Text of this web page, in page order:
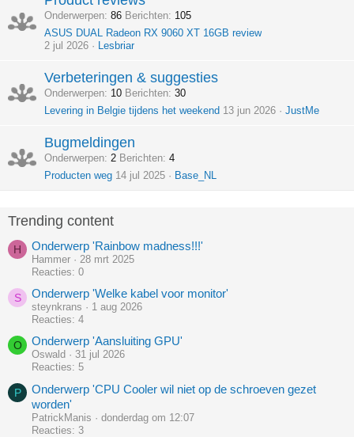
Onderwerpen 86 Berichten 105
ASUS DUAL Radeon RX 9060 XT 16GB review
2 jul 2026
Lesbriar
Verbeteringen & suggesties
Onderwerpen 10 Berichten 30
Levering in Belgie tijdens het weekend 13 jun 2026 JustMe
Bugmeldingen
Onderwerpen 2 Berichten 4
Producten weg 14 jul 2025 Base_NL
Trending content
H Onderwerp 'Rainbow madness!!!'
Hammer
28 mrt 2025
Reacties: 0
S Onderwerp 'Welke kabel voor monitor'
steynkrans
1 aug 2026
Reacties: 4
O Onderwerp 'Aansluiting GPU'
Oswald
31 jul 2026
Reacties: 5
P
Onderwerp 'CPU Cooler wil niet op de schroeven gezet
worden'
PatrickManis
donderdag om 12:07
Reacties: 3